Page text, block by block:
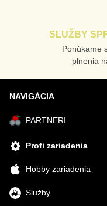
SLUŽBY
Ponúkame
plnenia
NAVIGÁCIA
PARTNERI
Profi zariadenia
Hobby zariadenia
Služby